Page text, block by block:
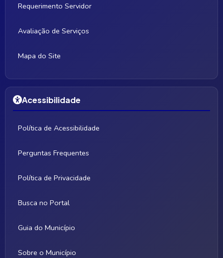
Requerimento Servidor
Avaliação de Serviços
Mapa do Site
Acessibilidade
Política de Acessibilidade
Perguntas Frequentes
Política de Privacidade
Busca no Portal
Guia do Município
Sobre o Município